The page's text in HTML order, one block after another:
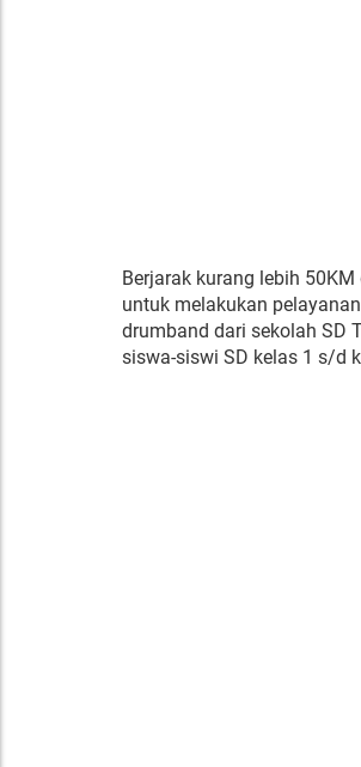
Berjarak kurang lebih
untuk melakukan
drumband dari sekolah SD
siswa-siswi SD kelas 1 s/d